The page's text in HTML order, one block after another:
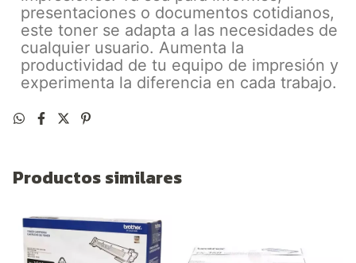
presentaciones o documentos cotidianos,
este toner se adapta a las necesidades de
cualquier usuario. Aumenta la
productividad de tu equipo de impresión y
experimenta la diferencia en cada trabajo.
Productos similares